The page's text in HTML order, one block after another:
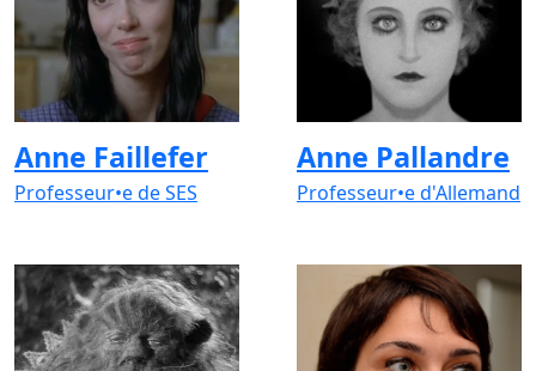
Anne Faillefer
Professeur•e de SES
Anne Pallandre
Professeur•e d'Allemand